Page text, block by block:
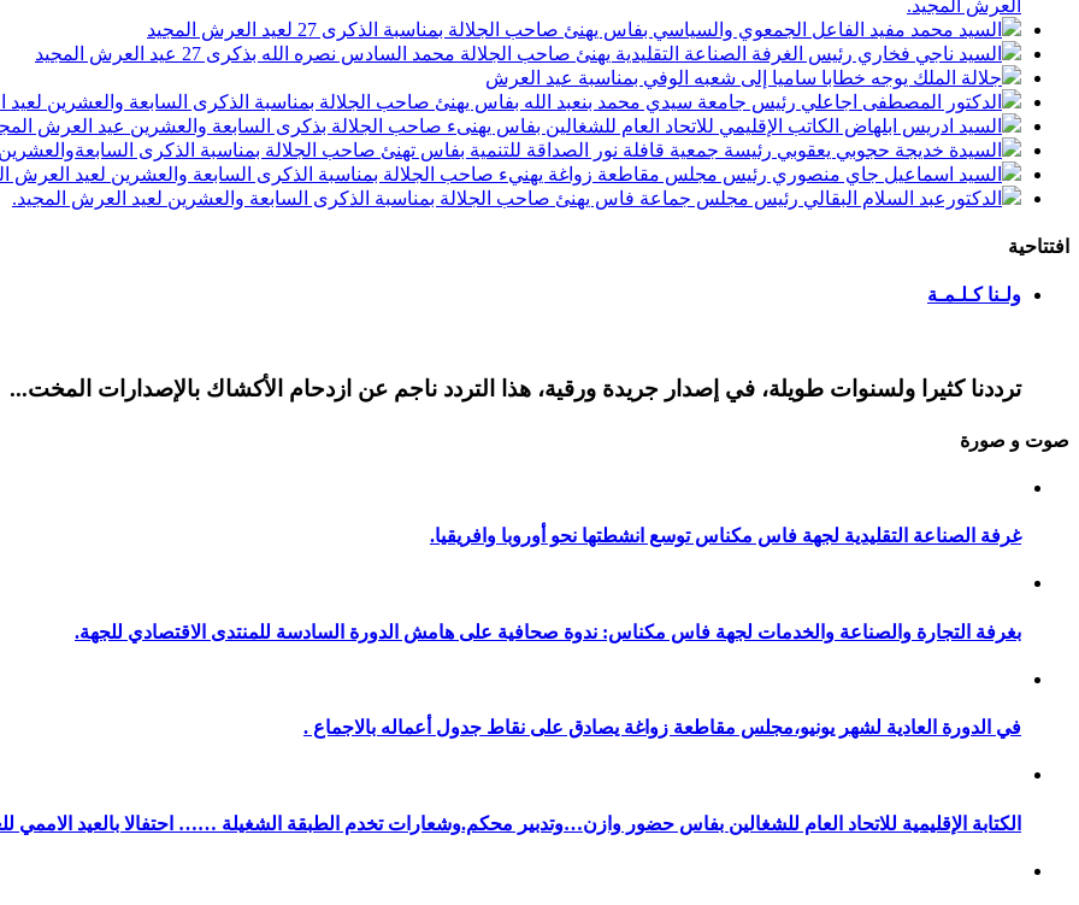
العرش المجيد.
السيد محمد مفيد الفاعل الجمعوي والسياسي بفاس يهنئ صاحب الجلالة بمناسبة الذكرى 27 لعيد العرش المجيد
السيد ناجي فخاري رئيس الغرفة الصناعة التقليدية يهنئ صاحب الجلالة محمد السادس نصره الله بذكرى 27 عيد العرش المجيد
جلالة الملك يوجه خطابا ساميا إلى شعبه الوفي بمناسبة عيد العرش
الدكتور المصطفى اجاعلي رئيس جامعة سيدي محمد بنعبد الله بفاس يهنئ صاحب الجلالة بمناسبة الذكرى السابعة والعشرين لعيد
السيد ادريس ابلهاض الكاتب الإقليمي للاتحاد العام للشغالين بفاس يهنىء صاحب الجلالة بذكرى السابعة والعشرين عيد العرش
السيدة خديجة حجوبي يعقوبي رئيسة جمعية قافلة نور الصداقة للتنمية بفاس تهنئ صاحب الجلالة بمناسبة الذكرى
السيد اسماعيل جاي منصوري رئيس مجلس مقاطعة زواغة يهنيء صاحب الجلالة بمناسبة الذكرى السابعة والعشرين لعيد العرش
الدكتورعبد السلام البقالي رئيس مجلس جماعة فاس يهنئ صاحب الجلالة بمناسبة الذكرى السابعة والعشرين لعيد العرش المجيد.
افتتاحية
ولـنا كـلـمـة
ترددنا كثيرا ولسنوات طويلة، في إصدار جريدة ورقية، هذا التردد ناجم عن ازدحام الأكشاك بالإصدارات المخت...
صوت و صورة
غرفة الصناعة التقليدية لجهة فاس مكناس توسع انشطتها نحو أوروبا وافريقيا.
بغرفة التجارة والصناعة والخدمات لجهة فاس مكناس: ندوة صحافية على هامش الدورة السادسة للمنتدى الاقتصادي للجهة.
في الدورة العادية لشهر يونيو،مجلس مقاطعة زواغة يصادق على نقاط جدول أعماله بالاجماع .
الكتابة الإقليمية للاتحاد العام للشغالين بفاس حضور وازن…وتدبير محكم.وشعارات تخدم الطبقة الشغيلة …… احتفالا بالعيد الاممي